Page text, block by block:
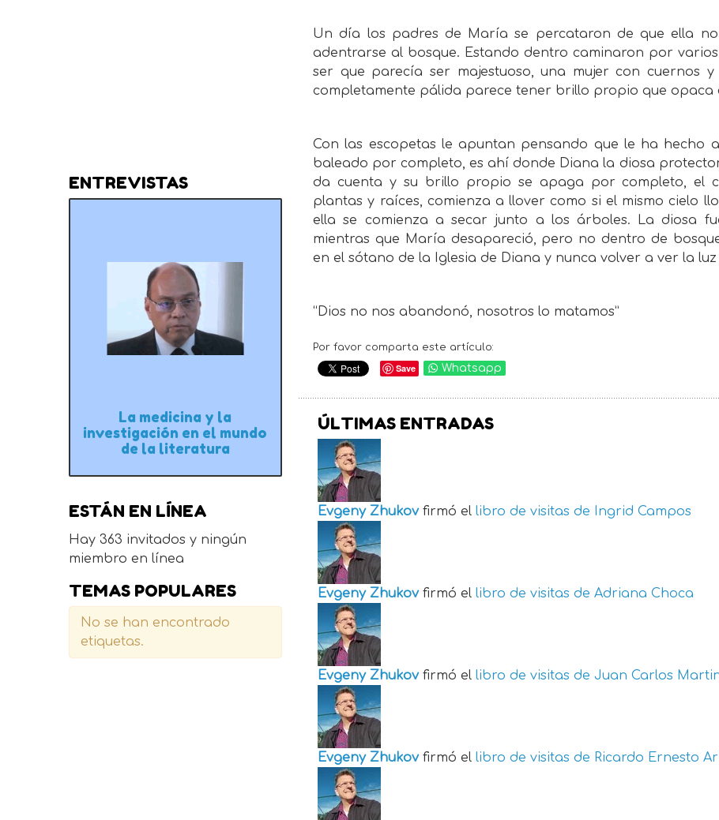
Un día los padres de María se percataron de que ella
adentrarse al bosque. Estando dentro caminaron por
ser que parecía ser majestuoso, una mujer con cuernos
completamente pálida parece tener brillo propio que opaca
Con las escopetas le apuntan pensando que le ha hecho
baleado por completo, es ahí donde Diana la diosa
da cuenta y su brillo propio se apaga por completo, el
plantas y raíces, comienza a llover como si el mismo cielo
ella se comienza a secar junto a los árboles. La diosa
mientras que María desapareció, pero no dentro de
en el sótano de la Iglesia de Diana y nunca volver a ver la luz
“Dios no nos abandonó, nosotros lo matamos”
Por favor comparta este artículo:
Save Whatsapp
ÚLTIMAS ENTRADAS
Evgeny Zhukov firmó el libro de visitas de Ingrid Campos
Evgeny Zhukov firmó el libro de visitas de Adriana Choca
Evgeny Zhukov firmó el libro de visitas de Juan Carlos
Evgeny Zhukov firmó el libro de visitas de Ricardo Ernesto
ENTREVISTAS
La medicina y la
investigación en el mundo
de la literatura
ESTÁN EN LÍNEA
Hay 363 invitados y ningún
miembro en línea
TEMAS POPULARES
No se han encontrado
etiquetas.